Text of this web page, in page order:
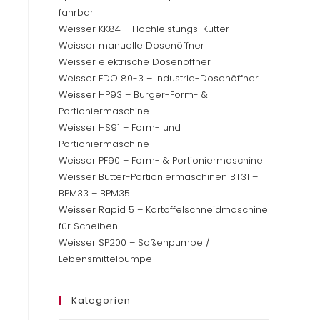
fahrbar
Weisser KK84 – Hochleistungs-Kutter
Weisser manuelle Dosenöffner
Weisser elektrische Dosenöffner
Weisser FDO 80-3 – Industrie-Dosenöffner
Weisser HP93 – Burger-Form- &
Portioniermaschine
Weisser HS91 – Form- und
Portioniermaschine
Weisser PF90 – Form- & Portioniermaschine
Weisser Butter-Portioniermaschinen BT31 –
BPM33 – BPM35
Weisser Rapid 5 – Kartoffelschneidmaschine
für Scheiben
Weisser SP200 – Soßenpumpe /
Lebensmittelpumpe
Kategorien